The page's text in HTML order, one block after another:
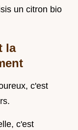
un citron bio
la
c'est
c'est